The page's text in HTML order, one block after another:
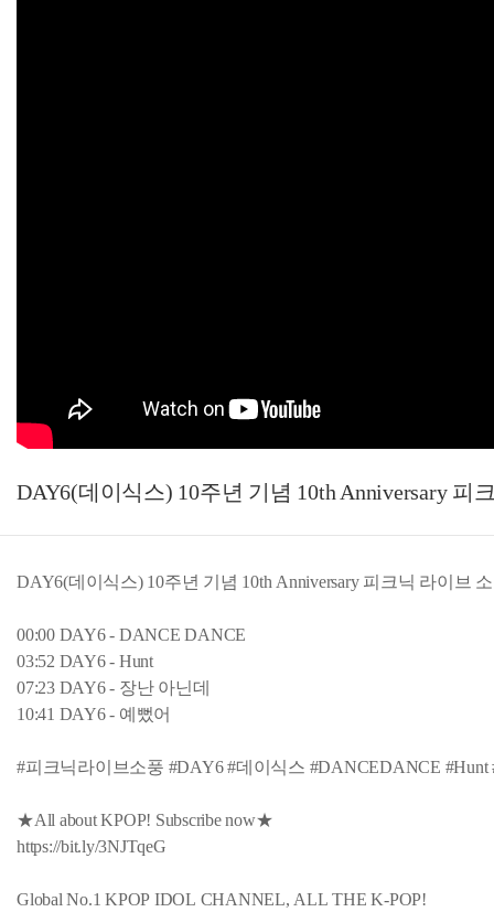
DAY6(데이식스) 10주년 기념 10th Anniversary
DAY6(데이식스) 10주년 기념 10th Anniversary 피크닉 라이브
00:00 DAY6 - DANCE DANCE
03:52 DAY6 - Hunt
07:23 DAY6 - 장난 아닌데
10:41 DAY6 - 예뻤어
#피크닉라이브소풍 #DAY6 #데이식스 #DANCEDANCE
★All about KPOP! Subscribe now★
https://bit.ly/3NJTqeG
Global No.1 KPOP IDOL CHANNEL, ALL THE K-POP!